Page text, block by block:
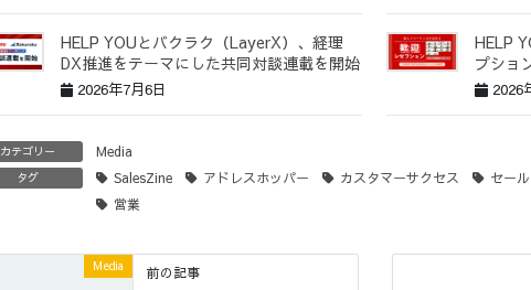
HELP YOUとバクラク（LayerX）、経理
DX推進をテーマにした共同対談連載を開始
2026年7月6日
HELP
プショ
2026
カテゴリー Media
タグ SalesZine アドレスホッパー カスタマーサクセス セー
営業
Media 前の記事